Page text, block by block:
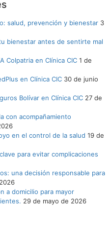
salud, prevención y bienestar 3
bienestar antes de sentirte mal
Colpatria en Clínica CIC 1 de
en Clínica CIC 30 de junio
Bolívar en Clínica CIC 27 de
con acompañamiento
en el control de la salud 19 de
para evitar complicaciones
una decisión responsable para
a domicilio para mayor
29 de mayo de 2026